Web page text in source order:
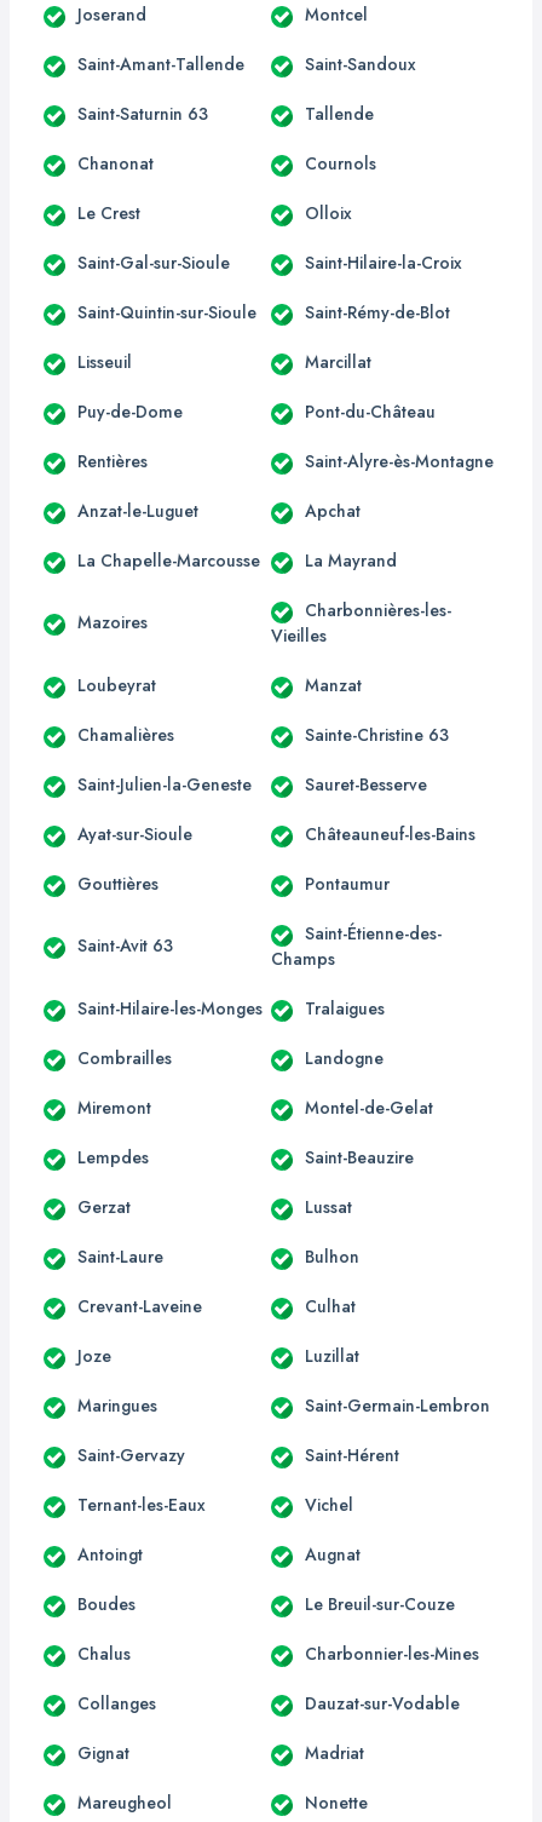
Joserand Montcel
Saint-Amant-Tallende Saint-Sandoux
Saint-Saturnin 63 Tallende
Chanonat Cournols
Le Crest Olloix
Saint-Gal-sur-Sioule Saint-Hilaire-la-Croix
Saint-Quintin-sur-Sioule Saint-Rémy-de-Blot
Lisseuil Marcillat
Puy-de-Dome Pont-du-Château
Rentières Saint-Alyre-ès-Montagne
Anzat-le-Luguet Apchat
La Chapelle-Marcousse La Mayrand
Mazoires
Charbonnières-les-
Vieilles
Loubeyrat Manzat
Chamalières Sainte-Christine 63
Saint-Julien-la-Geneste Sauret-Besserve
Ayat-sur-Sioule Châteauneuf-les-Bains
Gouttières Pontaumur
Saint-Avit 63
Saint-Étienne-des-
Champs
Saint-Hilaire-les-Monges Tralaigues
Combrailles Landogne
Miremont Montel-de-Gelat
Lempdes Saint-Beauzire
Gerzat Lussat
Saint-Laure Bulhon
Crevant-Laveine Culhat
Joze Luzillat
Maringues Saint-Germain-Lembron
Saint-Gervazy Saint-Hérent
Ternant-les-Eaux Vichel
Antoingt Augnat
Boudes Le Breuil-sur-Couze
Chalus Charbonnier-les-Mines
Collanges Dauzat-sur-Vodable
Gignat Madriat
Mareugheol Nonette